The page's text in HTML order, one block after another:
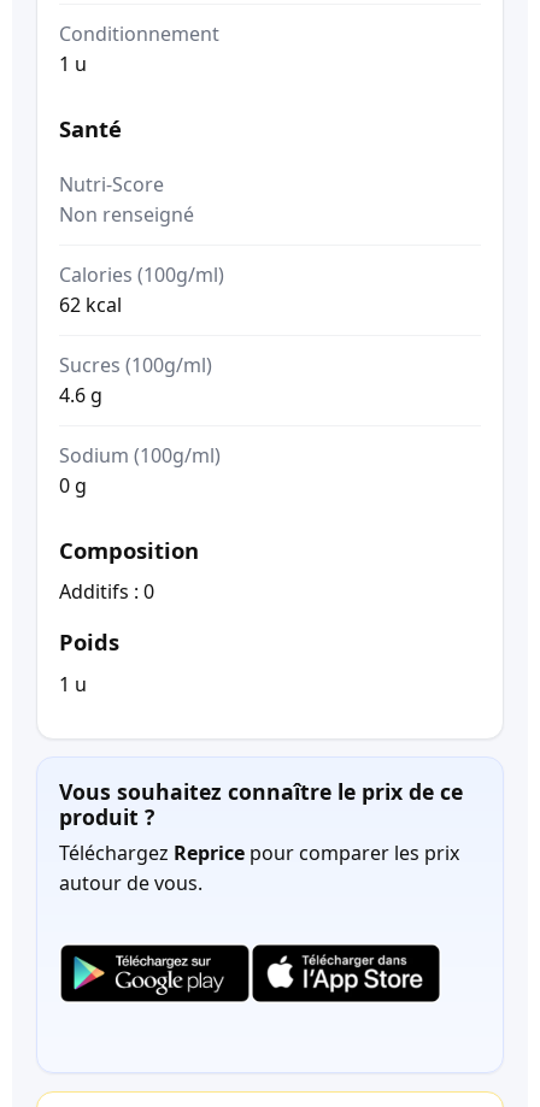
Conditionnement
1 u
Santé
Nutri-Score
Non renseigné
Calories (100g/ml)
62 kcal
Sucres (100g/ml)
4.6 g
Sodium (100g/ml)
0 g
Composition
Additifs : 0
Poids
1 u
Vous souhaitez connaître le prix de ce
produit ?
Téléchargez Reprice pour comparer les prix
autour de vous.